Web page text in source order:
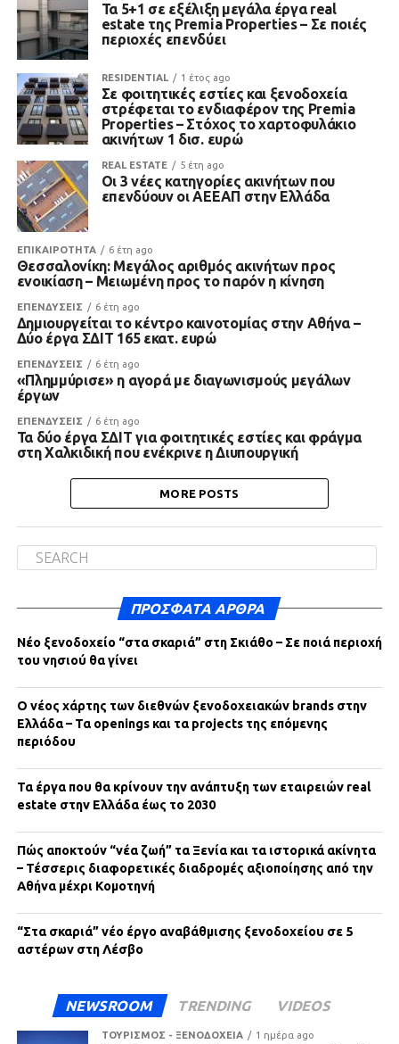
Τα 5+1 σε εξέλιξη μεγάλα έργα real
estate της Premia Properties – Σε ποιές
περιοχές επενδύει
RESIDENTIAL 1 έτος ago
Σε φοιτητικές εστίες και ξενοδοχεία
στρέφεται το ενδιαφέρον της Premia
Properties – Στόχος το χαρτοφυλάκιο
ακινήτων 1 δισ. ευρώ
REAL ESTATE 5 έτη ago
Οι 3 νέες κατηγορίες ακινήτων που
επενδύουν οι ΑΕΕΑΠ στην Ελλάδα
ΕΠΙΚΑΙΡΟΤΗΤΑ 6 έτη ago
Θεσσαλονίκη: Μεγάλος αριθμός ακινήτων προς
ενοικίαση – Μειωμένη προς το παρόν η κίνηση
ΕΠΕΝΔΥΣΕΙΣ 6 έτη ago
Δημιουργείται το κέντρο καινοτομίας στην Αθήνα –
Δύο έργα ΣΔΙΤ 165 εκατ. ευρώ
ΕΠΕΝΔΥΣΕΙΣ 6 έτη ago
«Πλημμύρισε» η αγορά με διαγωνισμούς μεγάλων
έργων
ΕΠΕΝΔΥΣΕΙΣ 6 έτη ago
Τα δύο έργα ΣΔΙΤ για φοιτητικές εστίες και φράγμα
στη Χαλκιδική που ενέκρινε η Διυπουργική
MORE POSTS
ΠΡΌΣΦΑΤΑ ΆΡΘΡΑ
Νέο ξενοδοχείο “στα σκαριά” στη Σκιάθο – Σε ποιά περιοχή
του νησιού θα γίνει
Ο νέος χάρτης των διεθνών ξενοδοχειακών brands στην
Ελλάδα – Τα openings και τα projects της επόμενης
περιόδου
Τα έργα που θα κρίνουν την ανάπτυξη των εταιρειών real
estate στην Ελλάδα έως το 2030
Πώς αποκτούν “νέα ζωή” τα Ξενία και τα ιστορικά ακίνητα
– Τέσσερις διαφορετικές διαδρομές αξιοποίησης από την
Αθήνα μέχρι Κομοτηνή
“Στα σκαριά” νέο έργο αναβάθμισης ξενοδοχείου σε 5
αστέρων στη Λέσβο
NEWSROOM TRENDING VIDEOS
ΤΟΥΡΙΣΜΟΣ - ΞΕΝΟΔΟΧΕΙΑ 1 ημέρα ago